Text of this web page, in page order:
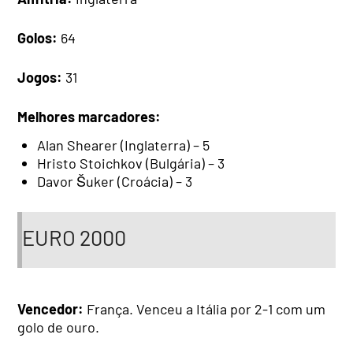
Golos: 64
Jogos: 31
Melhores marcadores:
Alan Shearer (Inglaterra) – 5
Hristo Stoichkov (Bulgária) – 3
Davor Šuker (Croácia) – 3
EURO 2000
Vencedor: França. Venceu a Itália por 2-1 com um
golo de ouro.